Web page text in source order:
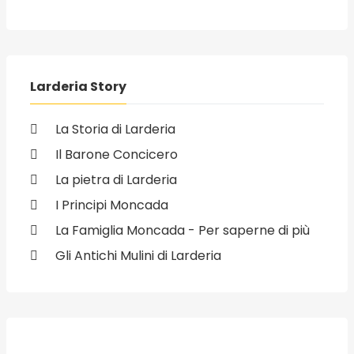
Larderia Story
La Storia di Larderia
Il Barone Concicero
La pietra di Larderia
I Principi Moncada
La Famiglia Moncada - Per saperne di più
Gli Antichi Mulini di Larderia